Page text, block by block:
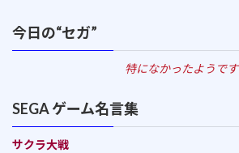
今日の“セガ”
特になかったようです
SEGA ゲーム名言集
サクラ大戦